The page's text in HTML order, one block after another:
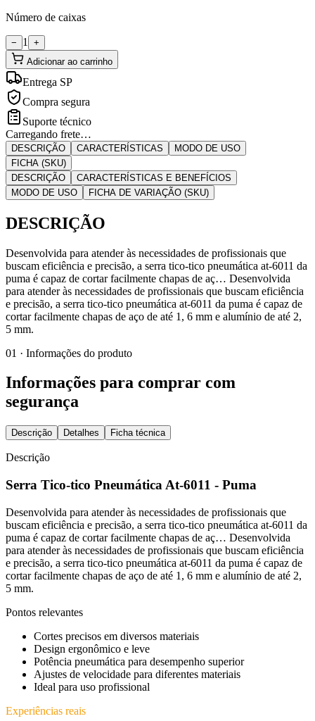
Número de caixas
− 1
+
Adicionar ao carrinho
Entrega SP
Compra segura
Suporte técnico
Carregando frete…
DESCRIÇÃO CARACTERÍSTICAS
MODO DE USO
FICHA (SKU)
DESCRIÇÃO
CARACTERÍSTICAS E BENEFÍCIOS
MODO DE USO
FICHA DE VARIAÇÃO (SKU)
DESCRIÇÃO
Desenvolvida para atender às necessidades de profissionais que
buscam eficiência e precisão, a serra tico-tico pneumática at-6011 da
puma é capaz de cortar facilmente chapas de aç… Desenvolvida
para atender às necessidades de profissionais que buscam eficiência
e precisão, a serra tico-tico pneumática at-6011 da puma é capaz de
cortar facilmente chapas de aço de até 1, 6 mm e alumínio de até 2,
5 mm.
01 · Informações do produto
Informações para comprar com
segurança
Descrição Detalhes Ficha técnica
Descrição
Serra Tico-tico Pneumática At-6011 - Puma
Desenvolvida para atender às necessidades de profissionais que
buscam eficiência e precisão, a serra tico-tico pneumática at-6011 da
puma é capaz de cortar facilmente chapas de aç… Desenvolvida
para atender às necessidades de profissionais que buscam eficiência
e precisão, a serra tico-tico pneumática at-6011 da puma é capaz de
cortar facilmente chapas de aço de até 1, 6 mm e alumínio de até 2,
5 mm.
Pontos relevantes
Cortes precisos em diversos materiais
Design ergonômico e leve
Potência pneumática para desempenho superior
Ajustes de velocidade para diferentes materiais
Ideal para uso profissional
Experiências reais